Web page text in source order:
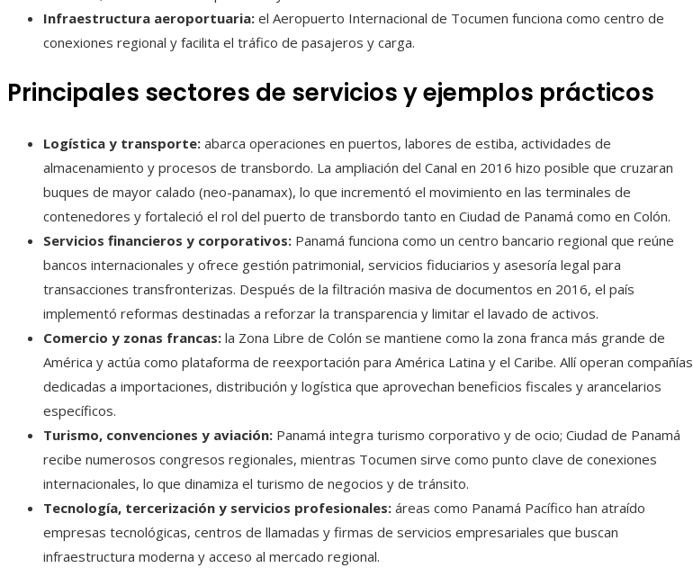
Infraestructura aeroportuaria: el Aeropuerto Internacional de Tocumen funciona como centro de
conexiones regional y facilita el tráfico de pasajeros y carga.
Principales sectores de servicios y ejemplos prácticos
Logística y transporte: abarca operaciones en puertos, labores de estiba, actividades de
almacenamiento y procesos de transbordo. La ampliación del Canal en 2016 hizo posible que cruzaran
buques de mayor calado (neo-panamax), lo que incrementó el movimiento en las terminales de
contenedores y fortaleció el rol del puerto de transbordo tanto en Ciudad de Panamá como en Colón.
Servicios financieros y corporativos: Panamá funciona como un centro bancario regional que reúne
bancos internacionales y ofrece gestión patrimonial, servicios fiduciarios y asesoría legal para
transacciones transfronterizas. Después de la filtración masiva de documentos en 2016, el país
implementó reformas destinadas a reforzar la transparencia y limitar el lavado de activos.
Comercio y zonas francas: la Zona Libre de Colón se mantiene como la zona franca más grande de
América y actúa como plataforma de reexportación para América Latina y el Caribe. Allí operan compañías
dedicadas a importaciones, distribución y logística que aprovechan beneficios fiscales y arancelarios
específicos.
Turismo, convenciones y aviación: Panamá integra turismo corporativo y de ocio; Ciudad de Panamá
recibe numerosos congresos regionales, mientras Tocumen sirve como punto clave de conexiones
internacionales, lo que dinamiza el turismo de negocios y de tránsito.
Tecnología, tercerización y servicios profesionales: áreas como Panamá Pacífico han atraído
empresas tecnológicas, centros de llamadas y firmas de servicios empresariales que buscan
infraestructura moderna y acceso al mercado regional.